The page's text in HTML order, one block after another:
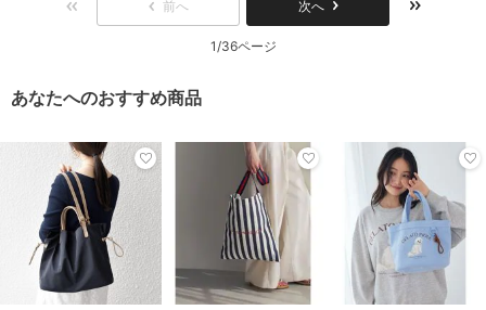
前へ 次へ
1/36ページ
あなたへのおすすめ商品